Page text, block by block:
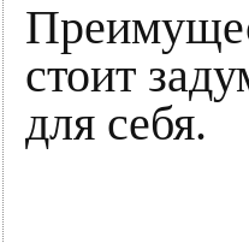
стоит
для себя.